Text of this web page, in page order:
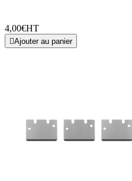
4,00€HT
Ajouter au panier